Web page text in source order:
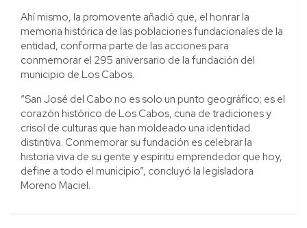
Ahí mismo, la promovente añadió que, el honrar la
memoria histórica de las poblaciones fundacionales de la
entidad, conforma parte de las acciones para
conmemorar el 295 aniversario de la fundación del
municipio de Los Cabos.
“San José del Cabo no es solo un punto geográfico; es el
corazón histórico de Los Cabos, cuna de tradiciones y
crisol de culturas que han moldeado una identidad
distintiva. Conmemorar su fundación es celebrar la
historia viva de su gente y espíritu emprendedor que hoy,
define a todo el municipio”, concluyó la legisladora
Moreno Maciel.